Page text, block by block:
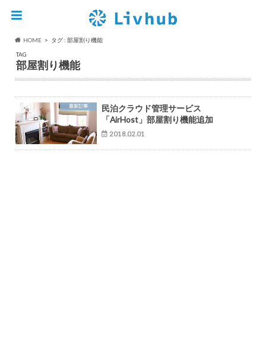
HOME
タグ : 部屋割り機能
TAG
部屋割り機能
最新記事
民泊クラウド管理サービス
「AirHost」部屋割り機能追加
2018.02.01